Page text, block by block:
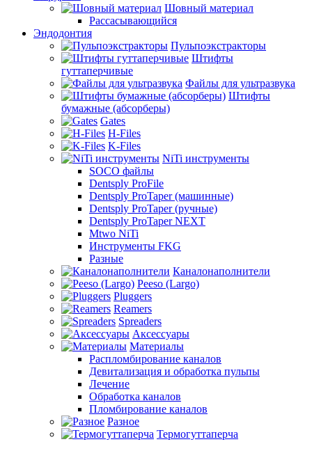
Шовный материал
Рассасывающийся
Эндодонтия
Пульпоэкстракторы
Штифты
гуттаперчивые
Файлы для ультразвука
Штифты
бумажные (абсорберы)
Gates
H-Files
K-Files
NiTi инструменты
SOCO файлы
Dentsply ProFile
Dentsply ProTaper (машинные)
Dentsply ProTaper (ручные)
Dentsply ProTaper NEXT
Mtwo NiTi
Инструменты FKG
Разные
Каналонаполнители
Peeso (Largo)
Pluggers
Reamers
Spreaders
Аксессуары
Материалы
Распломбирование каналов
Девитализация и обработка пульпы
Лечение
Обработка каналов
Пломбирование каналов
Разное
Термогуттаперча